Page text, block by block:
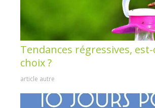
Tendances régressives,
choix ?
article autre